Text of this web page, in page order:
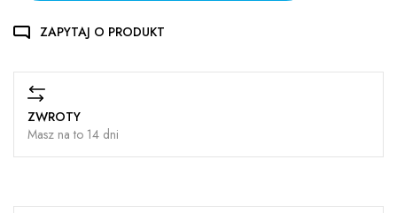
ZAPYTAJ O PRODUKT
ZWROTY
Masz na to 14 dni